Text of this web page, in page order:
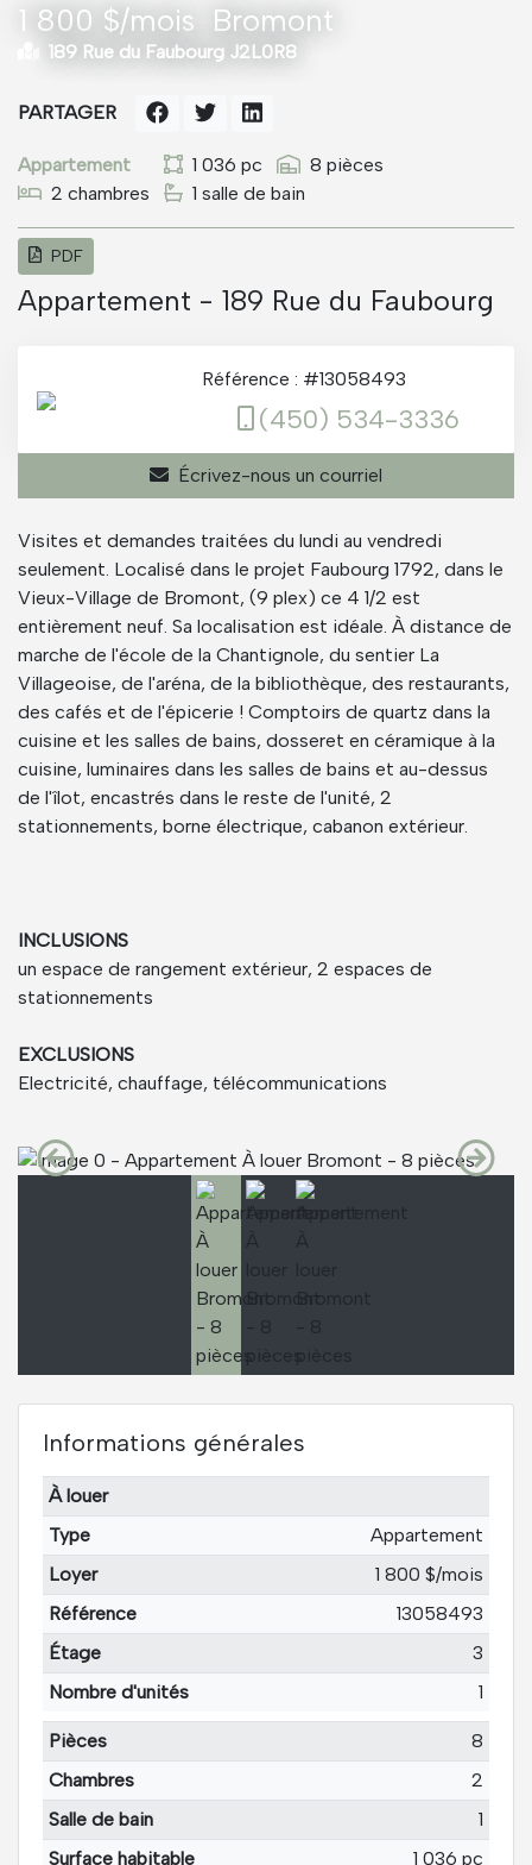
1 800 $/mois Bromont
189 Rue du Faubourg J2L0R8
Appartement 1 036 pc
8 pièces
2 chambres
1 salle de bain
PARTAGER
PDF
Appartement - 189 Rue du Faubourg
Référence : #13058493
(450) 534-3336
Écrivez-nous un courriel
Visites et demandes traitées du lundi au vendredi
seulement. Localisé dans le projet Faubourg 1792, dans le
Vieux-Village de Bromont, (9 plex) ce 4 1/2 est
entièrement neuf. Sa localisation est idéale. À distance de
marche de l'école de la Chantignole, du sentier La
Villageoise, de l'aréna, de la bibliothèque, des restaurants,
des cafés et de l'épicerie ! Comptoirs de quartz dans la
cuisine et les salles de bains, dosseret en céramique à la
cuisine, luminaires dans les salles de bains et au-dessus
de l'îlot, encastrés dans le reste de l'unité, 2
stationnements, borne électrique, cabanon extérieur.
INCLUSIONS
un espace de rangement extérieur, 2 espaces de
stationnements
EXCLUSIONS
Electricité, chauffage, télécommunications
Informations générales
À louer
Type
Appartement
Loyer
1 800 $/mois
Référence
13058493
Étage
3
Nombre d'unités
1
Pièces
8
Chambres
2
Salle de bain
1
Surface habitable
1 036 pc